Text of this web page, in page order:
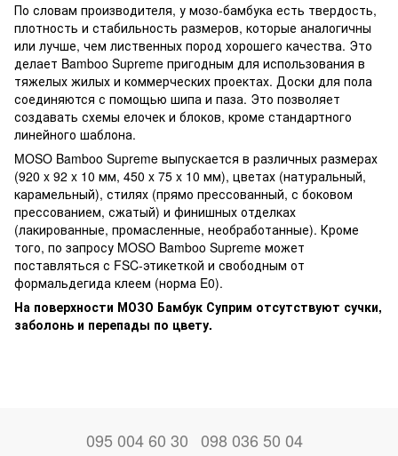
По словам производителя, у мозо-бамбука есть твердость,
плотность и стабильность размеров, которые аналогичны
или лучше, чем лиственных пород хорошего качества. Это
делает Bamboo Supreme пригодным для использования в
тяжелых жилых и коммерческих проектах. Доски для пола
соединяются с помощью шипа и паза. Это позволяет
создавать схемы елочек и блоков, кроме стандартного
линейного шаблона.
MOSO Bamboo Supreme выпускается в различных размерах
(920 x 92 x 10 мм, 450 x 75 x 10 мм), цветах (натуральный,
карамельный), стилях (прямо прессованный, с боковом
прессованием, сжатый) и финишных отделках
(лакированные, промасленные, необработанные). Кроме
того, по запросу MOSO Bamboo Supreme может
поставляться с FSC-этикеткой и свободным от
формальдегида клеем (норма E0).
На поверхности МОЗО Бамбук Суприм отсутствуют сучки,
заболонь и перепады по цвету.
095 004 60 30 098 036 50 04